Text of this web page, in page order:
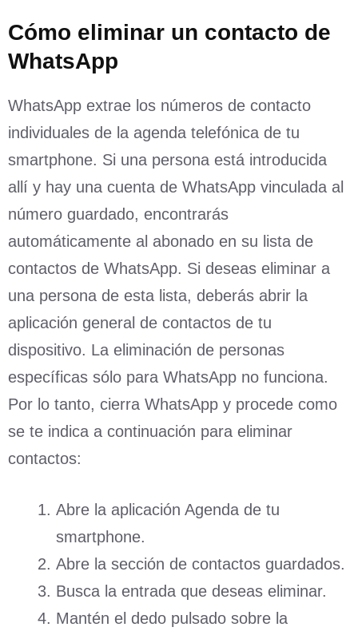
Cómo eliminar un contacto de
WhatsApp
WhatsApp extrae los números de contacto
individuales de la agenda telefónica de tu
smartphone. Si una persona está introducida
allí y hay una cuenta de WhatsApp vinculada al
número guardado, encontrarás
automáticamente al abonado en su lista de
contactos de WhatsApp. Si deseas eliminar a
una persona de esta lista, deberás abrir la
aplicación general de contactos de tu
dispositivo. La eliminación de personas
específicas sólo para WhatsApp no funciona.
Por lo tanto, cierra WhatsApp y procede como
se te indica a continuación para eliminar
contactos:
Abre la aplicación Agenda de tu
smartphone.
Abre la sección de contactos guardados.
Busca la entrada que deseas eliminar.
Mantén el dedo pulsado sobre la